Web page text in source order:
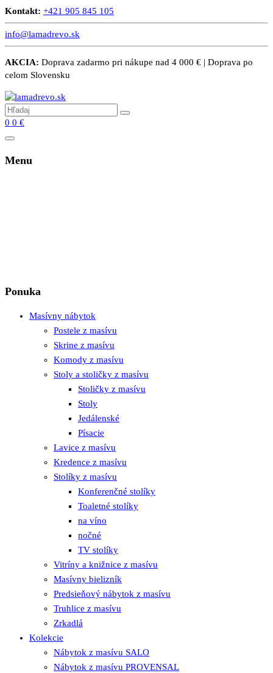
Kontakt: +421 905 845 105
info@lamadrevo.sk
AKCIA: Doprava zadarmo pri nákupe nad 4 000 € | Doprava po
celom Slovensku
0 0 €
Menu
Ponuka
Masívny nábytok
Postele z masívu
Skrine z masívu
Komody z masívu
Stoly a stoličky z masívu
Stoličky z masívu
Stoly
Jedálenské
Písacie
Lavice z masívu
Kredence z masívu
Stolíky z masívu
Konferenčné stolíky
Toaletné stolíky
na víno
nočné
TV stolíky
Vitríny a knižnice z masívu
Masívny bielizník
Predsieňový nábytok z masívu
Truhlice z masívu
Zrkadlá
Kolekcie
Nábytok z masívu SALO
Nábytok z masívu PROVENSAL